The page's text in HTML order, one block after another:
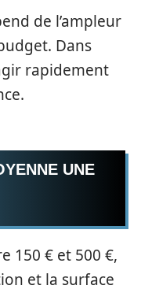
de l’ampleur
Dans
rapidement
UNE
150 € et 500 €,
et la surface